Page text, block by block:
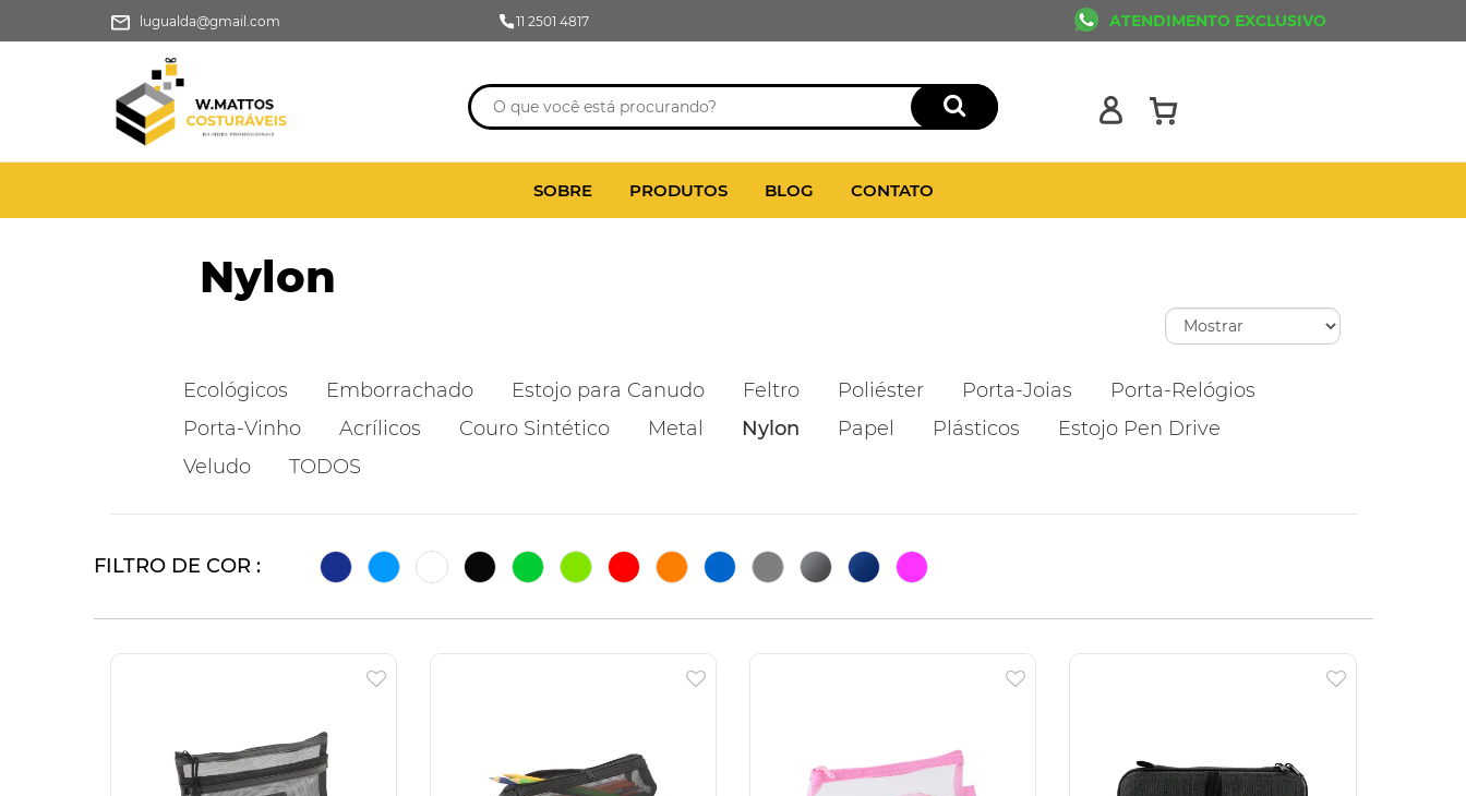
lugualda@gmail.com 11 2501 4817 ATENDIMENTO EXCLUSIVO
SOBRE PRODUTOS BLOG CONTATO
Nylon
Ecológicos Emborrachado Estojo para Canudo Feltro Poliéster Porta-Joias
Porta-Relógios
Porta-Vinho
Acrílicos Couro Sintético Metal Nylon Papel Plásticos
Estojo Pen Drive
Veludo
TODOS
FILTRO DE COR :